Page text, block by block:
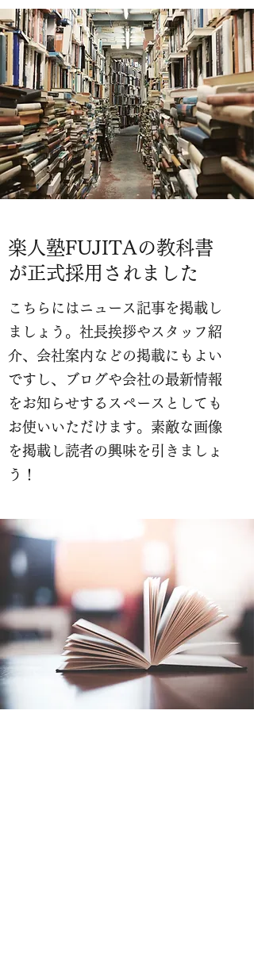
楽人塾FUJITAの教科書
が正式採用されました
こちらにはニュース記事を掲載し
ましょう。社長挨拶やスタッフ紹
介、会社案内などの掲載にもよい
ですし、ブログや会社の最新情報
をお知らせするスペースとしても
お使いいただけます。素敵な画像
を掲載し読者の興味を引きましょ
う！